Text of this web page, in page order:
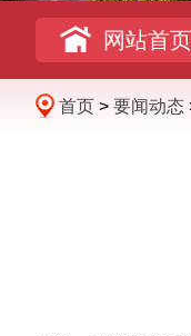
网站首页
首页 > 要闻动态